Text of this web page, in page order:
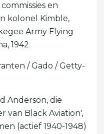
en
kolonel Kimble,
Army Flying
1942
/ Gado / Getty-
Anderson, die
van Black Aviation',
(actief 1940-1948)